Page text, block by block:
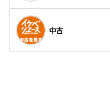
中古